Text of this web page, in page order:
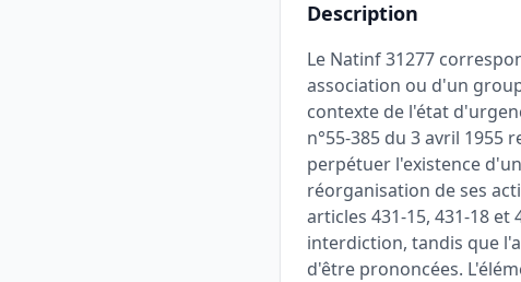
Description
Le Natinf 31277
association ou d'un
contexte de l'état
n°55-385 du 3 avril 1955
perpétuer l'existence
réorganisation de ses
articles 431-15, 431-18
interdiction, tandis que
d'être prononcées.